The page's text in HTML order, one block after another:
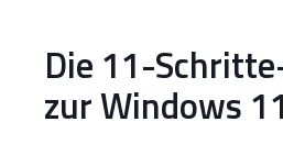
Die 11-
zur Windows